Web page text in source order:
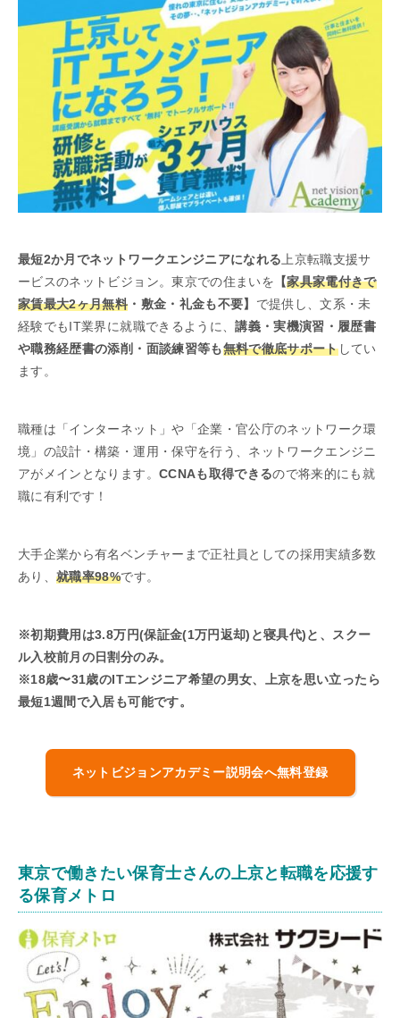
最短2か月でネットワークエンジニアになれる 上京転職支援サ
ービスのネットビジョン。東京での住まいを 【家具家電付きで
家賃最大2ヶ月無料 ・敷金・礼金も不要】 で提供し、文系・未
経験でもIT業界に就職できるように、講義・実機演習・履歴書
や職務経歴書の添削・面談練習等も無料で徹底サポートしてい
ます。
職種は「インターネット」や「企業・官公庁のネットワーク環
境」の設計・構築・運用・保守を行う、ネットワークエンジニ
アがメインとなります。 CCNAも取得できるので将来的にも就
職に有利です！
大手企業から有名ベンチャーまで正社員としての採用実績多数
あり、就職率98%です。
※初期費用は3.8万円(保証金(1万円返却)と寝具代)と、スクー
ル入校前月の日割分のみ。
※18歳〜31歳のITエンジニア希望の男女、上京を思い立ったら
最短1週間で入居も可能です。
ネットビジョンアカデミー説明会へ無料登録
東京で働きたい保育士さんの上京と転職を応援す
る保育メトロ